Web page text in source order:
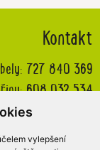
vylepšení
Kontakt
727 840 369
608 032 534